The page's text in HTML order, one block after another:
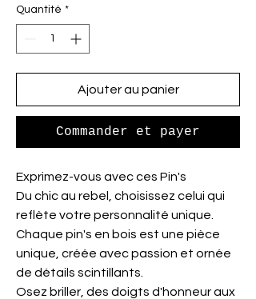
Quantité *
Ajouter au panier
Commander et payer
Exprimez-vous avec ces Pin's
Du chic au rebel, choisissez celui qui
reflète votre personnalité unique.
Chaque pin's en bois est une pièce
unique, créée avec passion et ornée
de détails scintillants.
Osez briller, des doigts d'honneur aux